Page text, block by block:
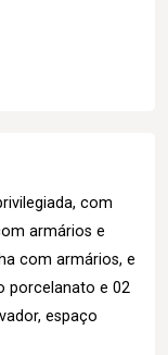
com
armários e
com armários, e
porcelanato e 02
espaço